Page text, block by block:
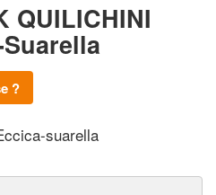
QUILICHINI
?
suarella